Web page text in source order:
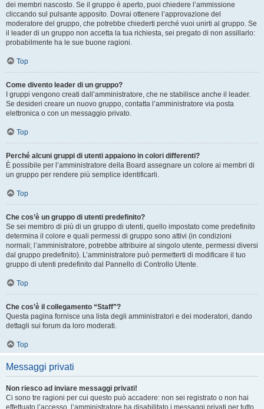
dei membri nascosto. Se il gruppo è aperto, puoi chiedere l’ammissione
cliccando sul pulsante apposito. Dovrai ottenere l’approvazione del
moderatore del gruppo, che potrebbe chiederti perché vuoi unirti al gruppo. Se
il leader di un gruppo non accetta la tua richiesta, sei pregato di non assillarlo:
probabilmente ha le sue buone ragioni.
Top
Come divento leader di un gruppo?
I gruppi vengono creati dall’amministratore, che ne stabilisce anche il leader.
Se desideri creare un nuovo gruppo, contatta l’amministratore via posta
elettronica o con un messaggio privato.
Top
Perché alcuni gruppi di utenti appaiono in colori differenti?
È possibile per l’amministratore della Board assegnare un colore ai membri di
un gruppo per rendere più semplice identificarli.
Top
Che cos’è un gruppo di utenti predefinito?
Se sei membro di più di un gruppo di utenti, quello impostato come predefinito
determina il colore e quali permessi di gruppo sono attivi (in condizioni
normali; l’amministratore, potrebbe attribuire al singolo utente, permessi diversi
dal gruppo predefinito). L’amministratore può permetterti di modificare il tuo
gruppo di utenti predefinito dal Pannello di Controllo Utente.
Top
Che cos’è il collegamento “Staff”?
Questa pagina fornisce una lista degli amministratori e dei moderatori, dando
dettagli sui forum da loro moderati.
Top
Messaggi privati
Non riesco ad inviare messaggi privati!
Ci sono tre ragioni per cui questo può accadere: non sei registrato o non hai
effettuato l’accesso, l’amministratore ha disabilitato i messaggi privati per tutto